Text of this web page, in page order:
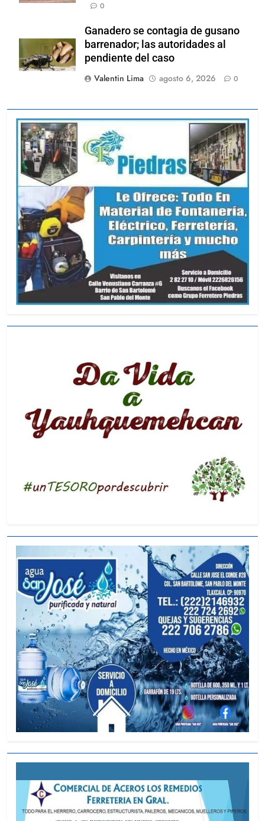
0
Ganadero se contagia de gusano
barrenador; las autoridades al
pendiente del caso
Valentin Lima
agosto 6, 2026 0